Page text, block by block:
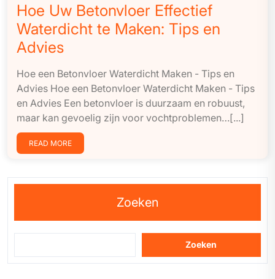
Hoe Uw Betonvloer Effectief
Waterdicht te Maken: Tips en
Advies
Hoe een Betonvloer Waterdicht Maken - Tips en
Advies Hoe een Betonvloer Waterdicht Maken - Tips
en Advies Een betonvloer is duurzaam en robuust,
maar kan gevoelig zijn voor vochtproblemen…[...]
READ MORE
Zoeken
Zoeken